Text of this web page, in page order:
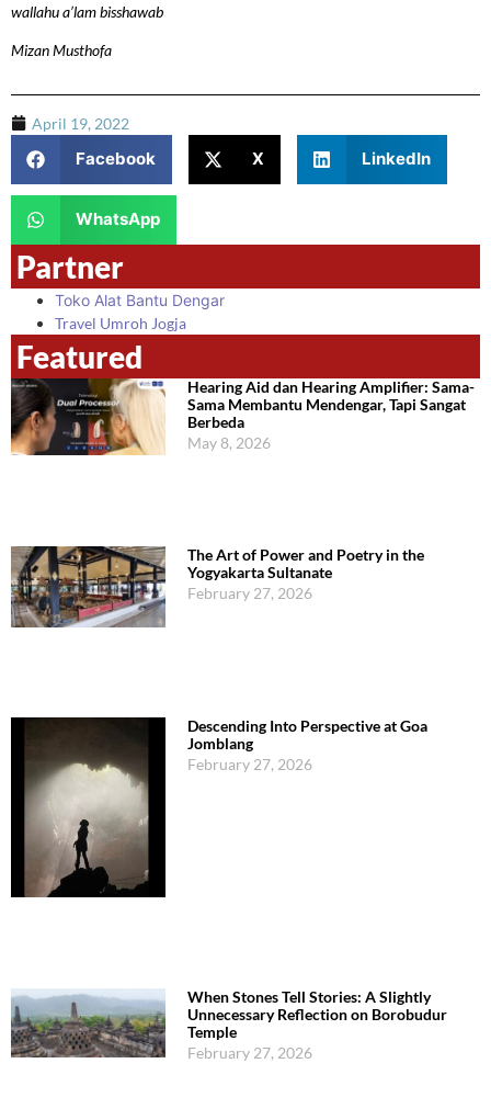
wallahu a’lam bisshawab
Mizan Musthofa
April 19, 2022
Facebook X LinkedIn
WhatsApp
Partner
Toko Alat Bantu Dengar
Travel Umroh Jogja
Featured
Hearing Aid dan Hearing Amplifier: Sama-
Sama Membantu Mendengar, Tapi Sangat
Berbeda
May 8, 2026
The Art of Power and Poetry in the
Yogyakarta Sultanate
February 27, 2026
Descending Into Perspective at Goa
Jomblang
February 27, 2026
When Stones Tell Stories: A Slightly
Unnecessary Reflection on Borobudur
Temple
February 27, 2026